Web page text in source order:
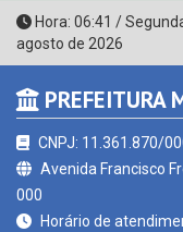
Hora: 06:41 /
agosto de 2026
PREFEITURA
CNPJ: 11.361.870/
Avenida Francisco
000
Horário de